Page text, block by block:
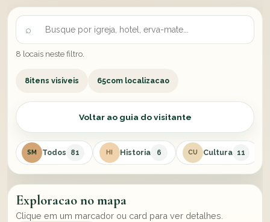
8 locais neste filtro.
8itens visiveis 65com localizacao
Voltar ao guia do visitante
SM Todos 81 HI Historia 6 CU Cultura 11
Exploracao no mapa
Clique em um marcador ou card para ver detalhes.